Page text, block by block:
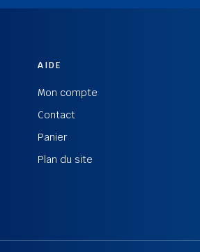
AIDE
Mon compte
Contact
Panier
Plan du site